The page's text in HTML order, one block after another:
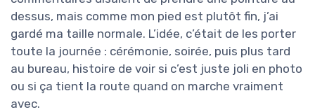
dessus, mais comme mon pied est plutôt fin, j’ai
gardé ma taille normale. L’idée, c’était de les porter
toute la journée : cérémonie, soirée, puis plus tard
au bureau, histoire de voir si c’est juste joli en photo
ou si ça tient la route quand on marche vraiment
avec.